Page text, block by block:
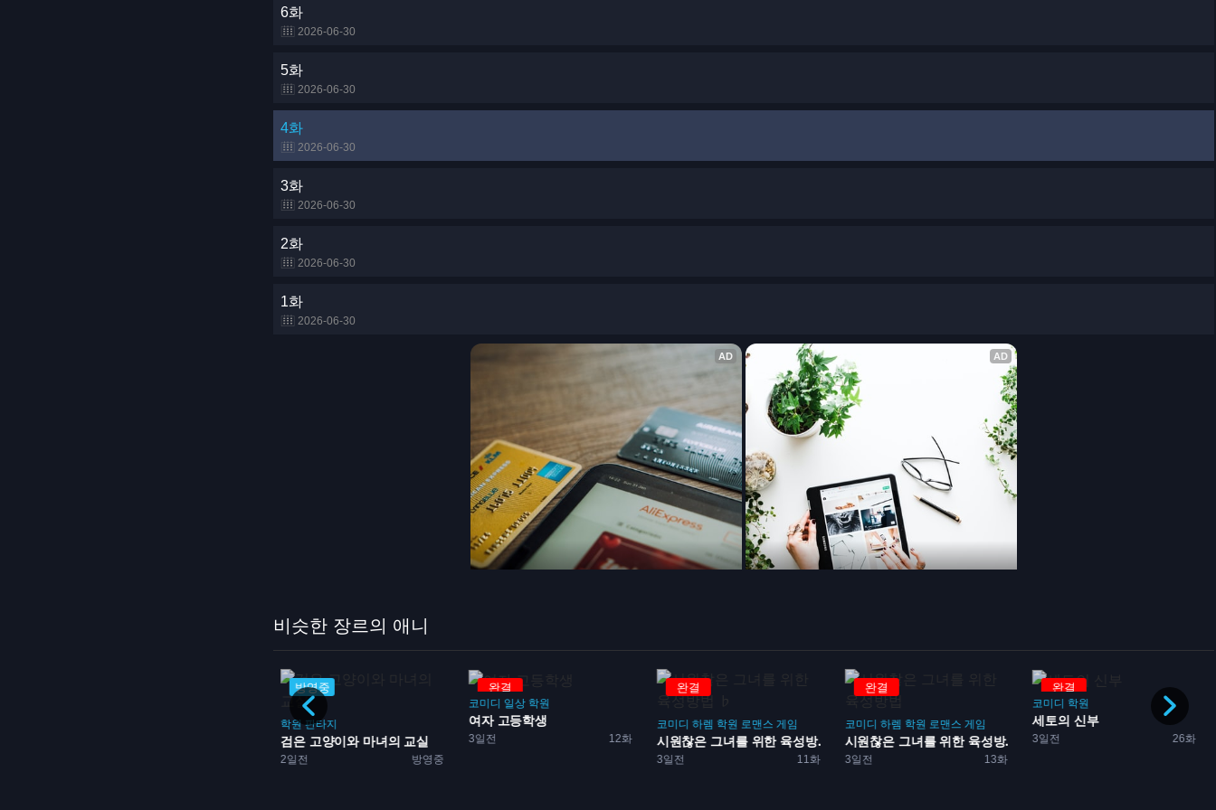
6화
2026-06-30
5화
2026-06-30
4화
2026-06-30
3화
2026-06-30
2화
2026-06-30
1화
2026-06-30
비슷한 장르의 애니
방영중
학원 판타지
2일전 방영중
검은 고양이와 마녀의 교실
완결
코미디 일상 학원
3일전 12화
여자 고등학생
완결
코미디 하렘 학원 로맨스 게임
3일전 11화
시원찮은 그녀를 위한 육성방...
완결
코미디 하렘 학원 로맨스 게임
3일전 13화
시원찮은 그녀를 위한 육성방...
완결
코미디 학원
3일전 26화
세토의 신부